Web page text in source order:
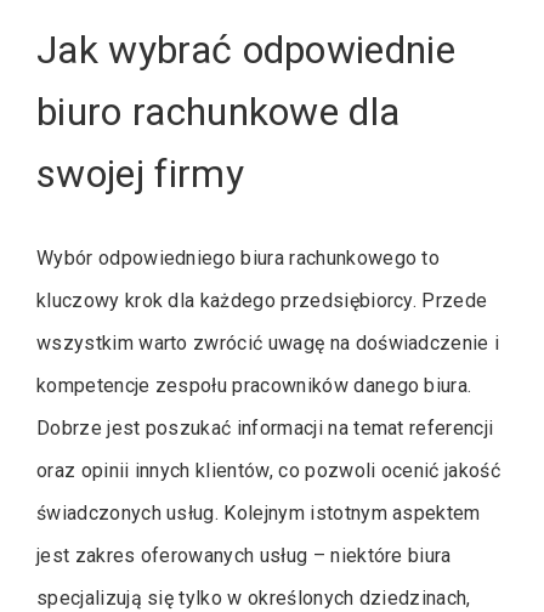
Jak wybrać odpowiednie
biuro rachunkowe dla
swojej firmy
Wybór odpowiedniego biura rachunkowego to
kluczowy krok dla każdego przedsiębiorcy. Przede
wszystkim warto zwrócić uwagę na doświadczenie i
kompetencje zespołu pracowników danego biura.
Dobrze jest poszukać informacji na temat referencji
oraz opinii innych klientów, co pozwoli ocenić jakość
świadczonych usług. Kolejnym istotnym aspektem
jest zakres oferowanych usług – niektóre biura
specjalizują się tylko w określonych dziedzinach,